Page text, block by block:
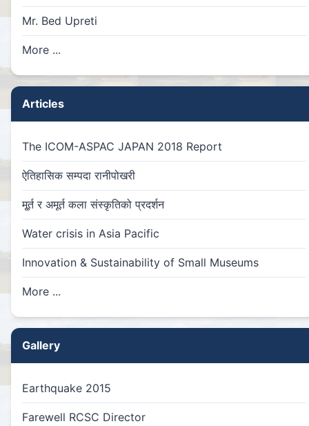
Mr. Bed Upreti
More ...
Articles
The ICOM-ASPAC JAPAN 2018 Report
ऐतिहासिक सम्पदा रानीपोखरी
मू्र्त र अमूर्त कला संस्कृतिको प्रदर्शन
Water crisis in Asia Pacific
Innovation & Sustainability of Small Museums
More ...
Gallery
Earthquake 2015
Farewell RCSC Director